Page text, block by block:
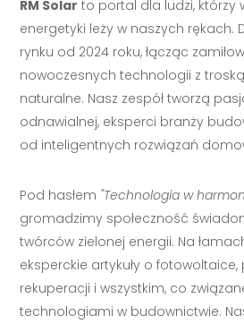
RM Solar to portal dla ludzi, którzy
energetyki leży w naszych rękach.
rynku od 2024 roku, łącząc
nowoczesnych technologii z
naturalne. Nasz zespół tworzą
odnawialnej, eksperci branży
od inteligentnych rozwiązań
Pod hasłem "Technologia w
gromadzimy społeczność
twórców zielonej energii. Na
eksperckie artykuły o
rekuperacji i wszystkim, co
technologiami w budownictwie.